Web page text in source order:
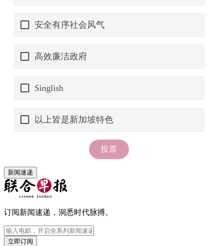
新闻速递
订阅新闻速递，洞悉时代脉搏。
立即订阅